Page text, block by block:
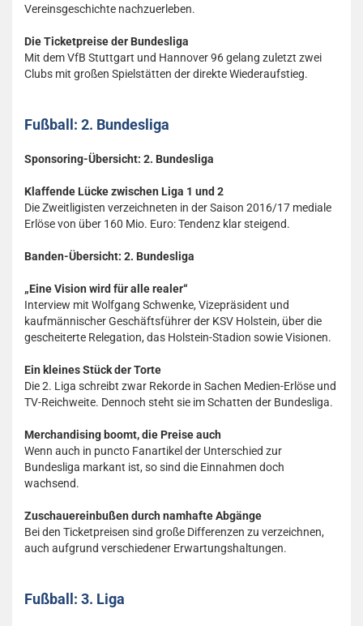
Vereinsgeschichte nachzuerleben.
Die Ticketpreise der Bundesliga
Mit dem VfB Stuttgart und Hannover 96 gelang zuletzt zwei
Clubs mit großen Spielstätten der direkte Wiederaufstieg.
Fußball: 2. Bundesliga
Sponsoring-Übersicht: 2. Bundesliga
Klaffende Lücke zwischen Liga 1 und 2
Die Zweitligisten verzeichneten in der Saison 2016/17 mediale
Erlöse von über 160 Mio. Euro: Tendenz klar steigend.
Banden-Übersicht: 2. Bundesliga
„Eine Vision wird für alle realer“
Interview mit Wolfgang Schwenke, Vizepräsident und
kaufmännischer Geschäftsführer der KSV Holstein, über die
gescheiterte Relegation, das Holstein-Stadion sowie Visionen.
Ein kleines Stück der Torte
Die 2. Liga schreibt zwar Rekorde in Sachen Medien-Erlöse und
TV-Reichweite. Dennoch steht sie im Schatten der Bundesliga.
Merchandising boomt, die Preise auch
Wenn auch in puncto Fanartikel der Unterschied zur
Bundesliga markant ist, so sind die Einnahmen doch
wachsend.
Zuschauereinbußen durch namhafte Abgänge
Bei den Ticketpreisen sind große Differenzen zu verzeichnen,
auch aufgrund verschiedener Erwartungshaltungen.
Fußball: 3. Liga